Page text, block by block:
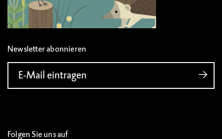
Newsletter abonnieren
E-Mail eintragen
Folgen Sie uns auf